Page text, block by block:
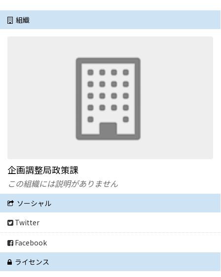
組織
企画調整局政策課
この組織には説明がありません
ソーシャル
Twitter
Facebook
ライセンス